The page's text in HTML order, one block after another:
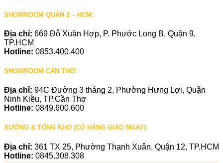
SHOWROOM QUẬN 2 – HCM:
Địa chỉ: 669 Đỗ Xuân Hợp, P. Phước Long B, Quận 9,
TP.HCM
Hotline: 0853.400.400
SHOWROOM CẦN THƠ:
Địa chỉ: 94C Đường 3 tháng 2, Phường Hưng Lợi, Quận
Ninh Kiều, TP.Cần Thơ
Hotline: 0849.600.600
XƯỞNG & TỔNG KHO (CÓ HÀNG GIAO NGAY):
Địa chỉ: 361 TX 25, Phường Thạnh Xuân, Quận 12, TP.HCM
Hotline: 0845.308.308